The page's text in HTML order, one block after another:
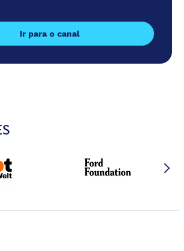
Ir para o canal